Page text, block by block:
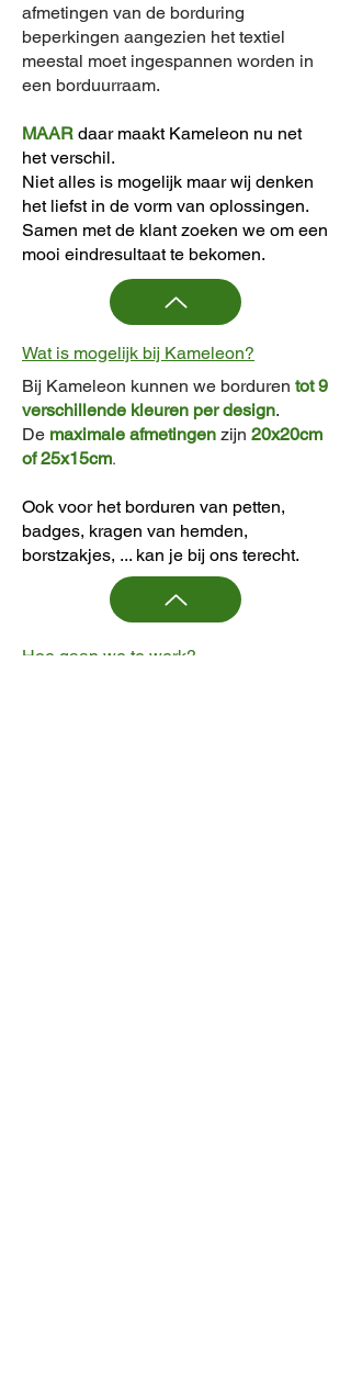
afmetingen van de borduring
beperkingen aangezien het textiel
meestal moet ingespannen worden in
een borduurraam.
MAAR daar maakt Kameleon nu net
het verschil.
Niet alles is mogelijk maar wij denken
het liefst in de vorm van oplossingen.
Samen met de klant zoeken we om een
mooi eindresultaat te bekomen.
Wat is mogelijk bij Kameleon?
Bij Kameleon kunnen we borduren tot 9
verschillende kleuren per design.
De maximale afmetingen zijn 20x20cm
of 25x15cm.
Ook voor het borduren van petten,
badges, kragen van hemden,
borstzakjes, ... kan je bij ons terecht.
Hoe gaan we te werk?